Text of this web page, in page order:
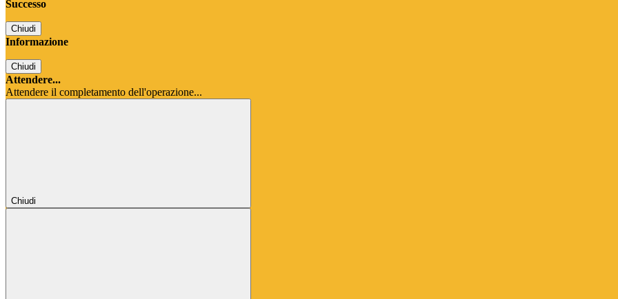
Successo
Chiudi
Informazione
Chiudi
Attendere...
Attendere il completamento dell'operazione...
Chiudi